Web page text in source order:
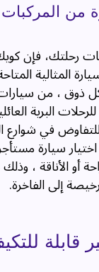
من المركبات
رحلتك، فإن
المثالية
، من سيارات
البرية
للتفاوض في شوارع
سيارة
أو الأناقة ،
إلى الفاخرة.
قابلة